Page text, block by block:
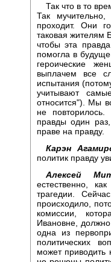
Так что в то
Так
проходит. Они
таковая жителям
чтобы эта
помогла в
героические
выплачем все
испытания
учитывают
относится"). Мы
не
правды один
праве на правду.
Карэн
политик правду
Алексей
естественно,
трагедии.
происходило,
комиссии,
Ивановне,
одна из
политических
может